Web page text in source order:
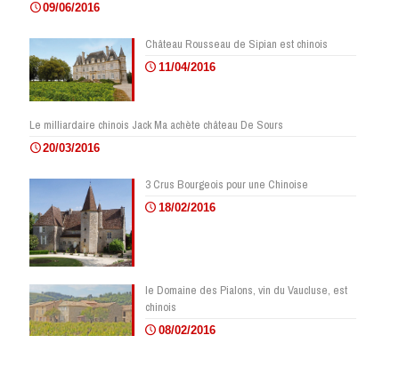
09/06/2016
Château Rousseau de Sipian est chinois
11/04/2016
Le milliardaire chinois Jack Ma achète château De Sours
20/03/2016
3 Crus Bourgeois pour une Chinoise
18/02/2016
le Domaine des Pialons, vin du Vaucluse, est
chinois
08/02/2016